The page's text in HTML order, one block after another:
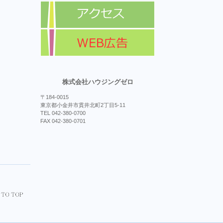
株式会社ハウジングゼロ
〒184-0015
東京都小金井市貫井北町2丁目5-11
TEL 042-380-0700
FAX 042-380-0701